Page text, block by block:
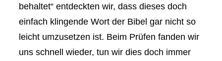
behaltet“ entdeckten wir, dass dieses doch
einfach klingende Wort der Bibel gar nicht so
leicht umzusetzen ist. Beim Prüfen fanden wir
uns schnell wieder, tun wir dies doch immer